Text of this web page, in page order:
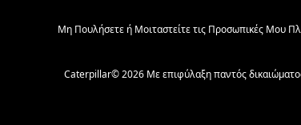
Μη Πουλήσετε ή Μοιταστείτε τις Προσωπικές Μου
Caterpillar© 2026 Με επιφύλαξη παντός